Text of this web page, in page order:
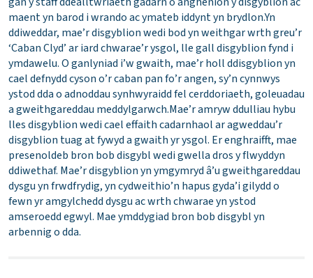
maent yn barod i wrando ac ymateb iddynt yn brydlon.Yn
ddiweddar, mae’r disgyblion wedi bod yn weithgar wrth greu’r
‘Caban Clyd’ ar iard chwarae’r ysgol, lle gall disgyblion fynd i
ymdawelu. O ganlyniad i’w gwaith, mae’r holl ddisgyblion yn
cael defnydd cyson o’r caban pan fo’r angen, sy’n cynnwys
ystod dda o adnoddau synhwyraidd fel cerddoriaeth, goleuadau
a gweithgareddau meddylgarwch.Mae’r amryw ddulliau hybu
lles disgyblion wedi cael effaith cadarnhaol ar agweddau’r
disgyblion tuag at fywyd a gwaith yr ysgol. Er enghraifft, mae
presenoldeb bron bob disgybl wedi gwella dros y flwyddyn
ddiwethaf. Mae’r disgyblion yn ymgymryd â’u gweithgareddau
dysgu yn frwdfrydig, yn cydweithio’n hapus gyda’i gilydd o
fewn yr amgylchedd dysgu ac wrth chwarae yn ystod
amseroedd egwyl. Mae ymddygiad bron bob disgybl yn
arbennig o dda.